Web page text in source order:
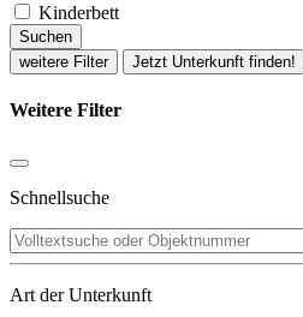
Kinderbett
Suchen
weitere Filter
Jetzt Unterkunft finden!
Weitere Filter
Schnellsuche
Art der Unterkunft